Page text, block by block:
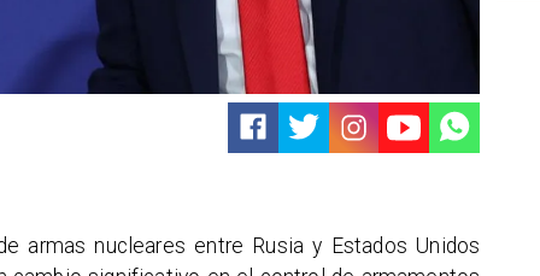
armas nucleares entre Rusia y Estados Unidos